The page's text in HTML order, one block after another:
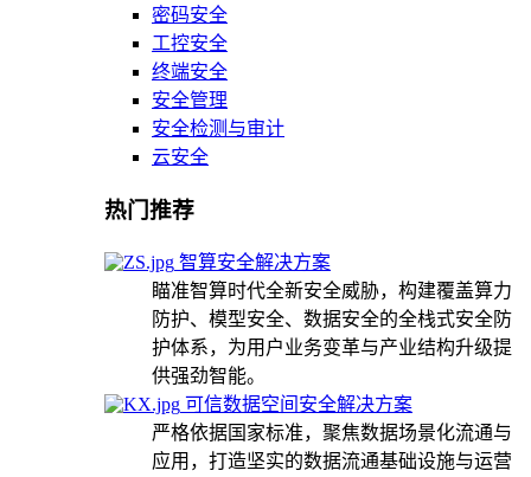
密码安全
工控安全
终端安全
安全管理
安全检测与审计
云安全
热门推荐
智算安全解决方案
瞄准智算时代全新安全威胁，构建覆盖算力
防护、模型安全、数据安全的全栈式安全防
护体系，为用户业务变革与产业结构升级提
供强劲智能。
可信数据空间安全解决方案
严格依据国家标准，聚焦数据场景化流通与
应用，打造坚实的数据流通基础设施与运营